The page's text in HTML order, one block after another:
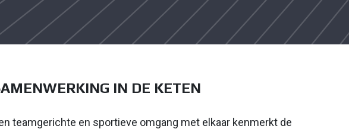
IN DE KETEN
teamgerichte en sportieve omgang met elkaar kenmerkt de